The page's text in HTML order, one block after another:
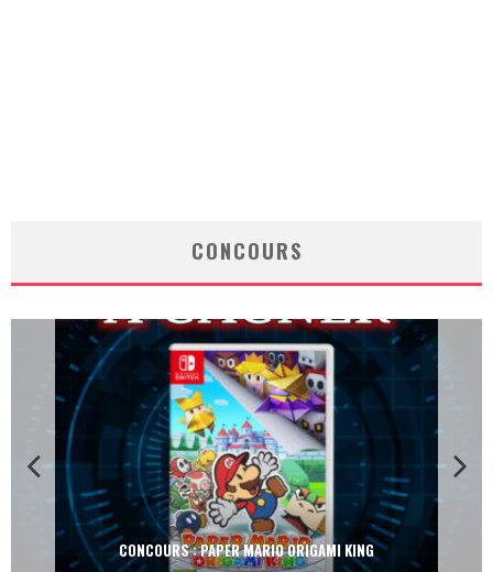
CONCOURS
CONCOURS : PAPER MARIO ORIGAMI KING